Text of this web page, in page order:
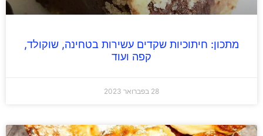
מתכון: חיתוכיות שקדים עשירות בטחינה, שוקולד,
קפה ועוד